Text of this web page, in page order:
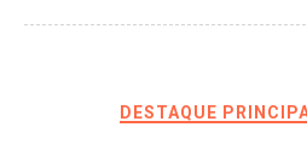
DESTAQUE